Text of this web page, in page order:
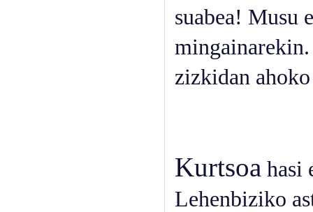
suabea! Musu
mingainarekin.
zizkidan
Kurtsoa hasi
Lehenbiziko